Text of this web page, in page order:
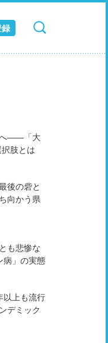
録キャンセル
へ――「大
肢とは
後の砦と
向かう県
も悲惨な
病」の実態
以上も流行
デミック